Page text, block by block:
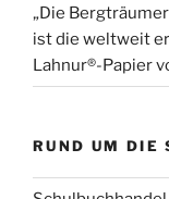
„Die
ist die weltweit
Lahnur®-Papier
RUND UM DIE